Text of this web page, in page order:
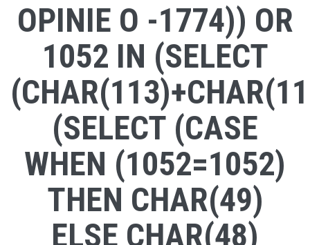
OPINIE O -1774)) OR
1052 IN (SELECT
(SELECT (CASE
WHEN (1052=1052)
THEN CHAR(49)
ELSE CHAR(48)